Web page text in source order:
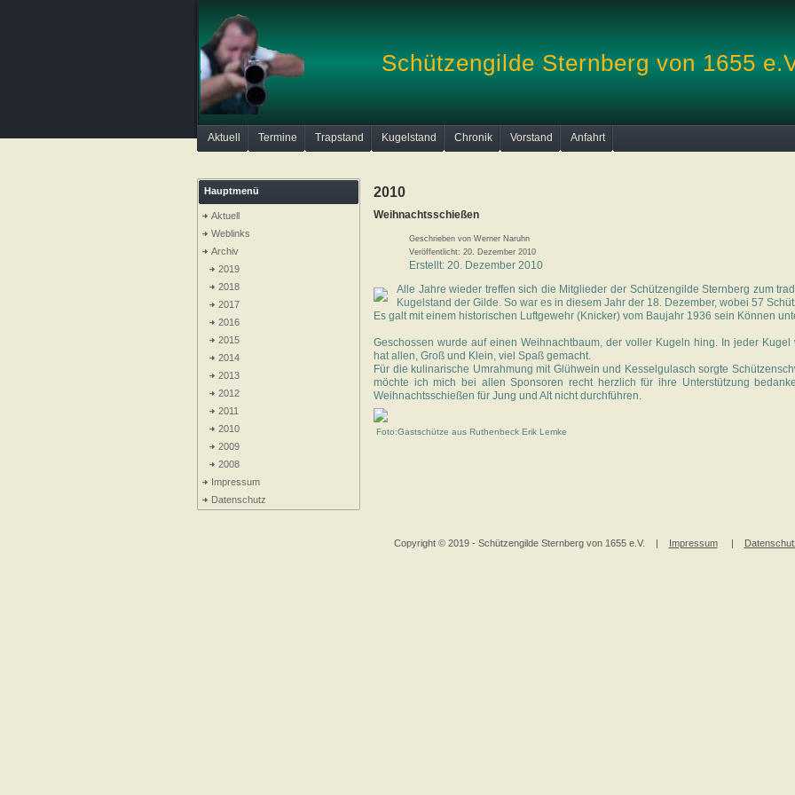
Schützengilde Sternberg von 1655
Aktuell Termine Trapstand Kugelstand Chronik Vorstand Anfahrt
Hauptmenü
Aktuell
Weblinks
Archiv
2019
2018
2017
2016
2015
2014
2013
2012
2011
2010
2009
2008
Impressum
Datenschutz
2010
Weihnachtsschießen
Geschrieben von Werner Naruhn
Veröffentlicht: 20. Dezember 2010
Erstellt: 20. Dezember 2010
Alle Jahre wieder treffen sich die Mitglieder der Schützengilde Sternberg zum
Kugelstand der Gilde. So war es in diesem Jahr der 18. Dezember, wobei 57
Es galt mit einem historischen Luftgewehr (Knicker) vom Baujahr 1936 sein Können
Geschossen wurde auf einen Weihnachtbaum, der voller Kugeln hing. In jeder
hat allen, Groß und Klein, viel Spaß gemacht.
Für die kulinarische Umrahmung mit Glühwein und Kesselgulasch sorgte
möchte ich mich bei allen Sponsoren recht herzlich für ihre Unterstützung
Weihnachtsschießen für Jung und Alt nicht durchführen.
Foto:Gastschütze aus Ruthenbeck Erik Lemke
Copyright © 2019 - Schützengilde Sternberg von 1655 e.V. | Impressum|